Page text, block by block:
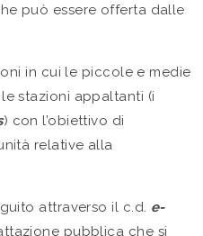
può essere offerta dalle
in cui le piccole e medie
stazioni appaltanti (i
) con l’obiettivo di
relative alla
attraverso il c.d. e-
pubblica che si